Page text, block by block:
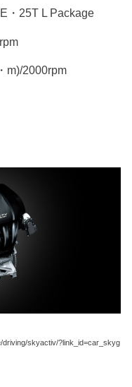
・25T L Package
m)/2000rpm
skyactiv/?link_id=car_skyg